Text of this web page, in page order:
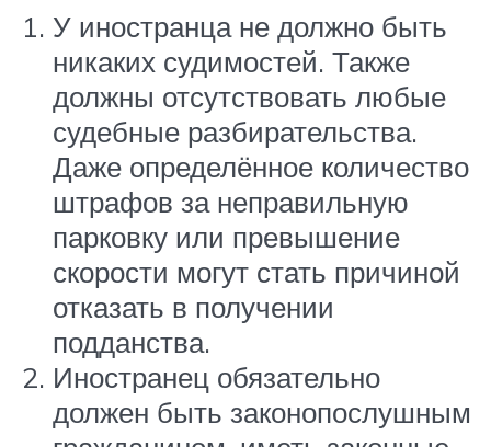
У иностранца не должно быть
никаких судимостей. Также
должны отсутствовать любые
судебные разбирательства.
Даже определённое количество
штрафов за неправильную
парковку или превышение
скорости могут стать причиной
отказать в получении
подданства.
Иностранец обязательно
должен быть законопослушным